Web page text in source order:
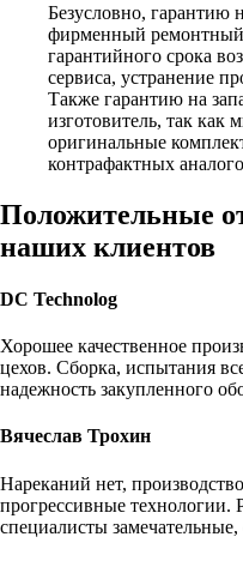
Безусловно, гарантию
фирменный ремонтный
гарантийного срока
сервиса, устранение
Также гарантию на
изготовитель, так как
оригинальные
контрафактных
Положительные
наших клиентов
DC Technolog
Хорошее качественное
цехов. Сборка, испытания
надежность закупленного
Вячеслав Трохин
Нареканий нет,
прогрессивные технологии.
специалисты